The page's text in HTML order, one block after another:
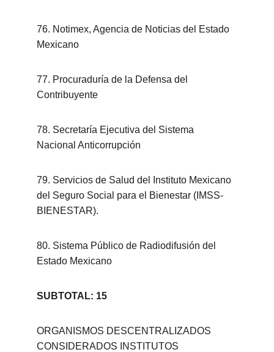
76. Notimex, Agencia de Noticias del Estado
Mexicano
77. Procuraduría de la Defensa del
Contribuyente
78. Secretaría Ejecutiva del Sistema
Nacional Anticorrupción
79. Servicios de Salud del Instituto Mexicano
del Seguro Social para el Bienestar (IMSS-
BIENESTAR).
80. Sistema Público de Radiodifusión del
Estado Mexicano
SUBTOTAL: 15
ORGANISMOS DESCENTRALIZADOS
CONSIDERADOS INSTITUTOS